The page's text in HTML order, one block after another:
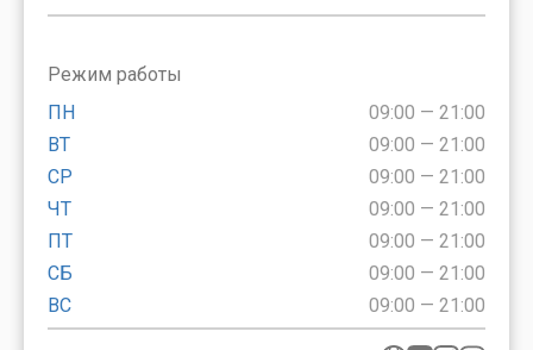
Режим работы
ПН
09:00 — 21:00
ВТ
09:00 — 21:00
СР
09:00 — 21:00
ЧТ
09:00 — 21:00
ПТ
09:00 — 21:00
СБ
09:00 — 21:00
ВС
09:00 — 21:00